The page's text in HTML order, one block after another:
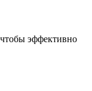
эффективно